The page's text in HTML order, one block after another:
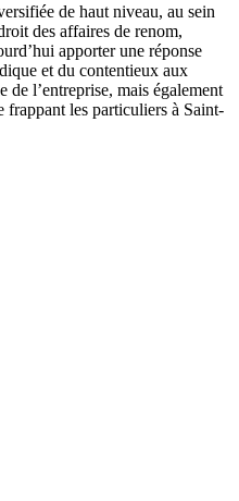
de haut niveau, au sein
des affaires de renom,
apporter une réponse
et du contentieux aux
de l’entreprise, mais également
les particuliers à Saint-